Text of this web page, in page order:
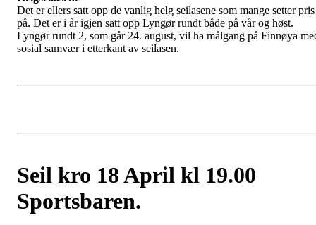
Det er ellers satt opp de vanlig helg seilasene som mange setter pris
på. Det er i år igjen satt opp Lyngør rundt både på vår og høst.
Lyngør rundt 2, som går 24. august, vil ha målgang på Finnøya
sosial samvær i etterkant av seilasen.
Seil kro 18 April kl 19.00
Sportsbaren.